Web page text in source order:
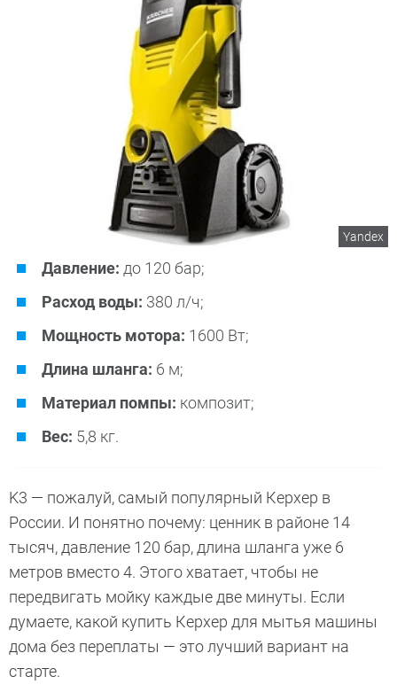
Yandex
Давление: до 120 бар;
Расход воды: 380 л/ч;
Мощность мотора: 1600 Вт;
Длина шланга: 6 м;
Материал помпы: композит;
Вес: 5,8 кг.
K3 — пожалуй, самый популярный Керхер в
России. И понятно почему: ценник в районе 14
тысяч, давление 120 бар, длина шланга уже 6
метров вместо 4. Этого хватает, чтобы не
передвигать мойку каждые две минуты. Если
думаете, какой купить Керхер для мытья машины
дома без переплаты — это лучший вариант на
старте.